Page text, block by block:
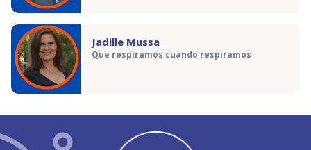
Jadille Mussa
Que respiramos cuando respiramos